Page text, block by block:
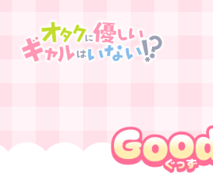
Introduction